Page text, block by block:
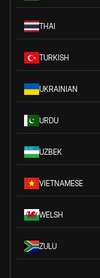
THAI
TURKISH
UKRAINIAN
URDU
UZBEK
VIETNAMESE
WELSH
ZULU